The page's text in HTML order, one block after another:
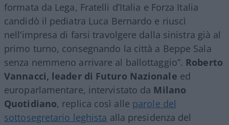
formata da Lega, Fratelli d’Italia e Forza Italia
candidò il pediatra Luca Bernardo e riuscì
nell’impresa di farsi travolgere dalla sinistra già al
primo turno, consegnando la città a Beppe Sala
senza nemmeno arrivare al ballottaggio”. Roberto
Vannacci, leader di Futuro Nazionale ed
europarlamentare, intervistato da Milano
Quotidiano, replica così alle parole del
sottosegretario leghista alla presidenza del